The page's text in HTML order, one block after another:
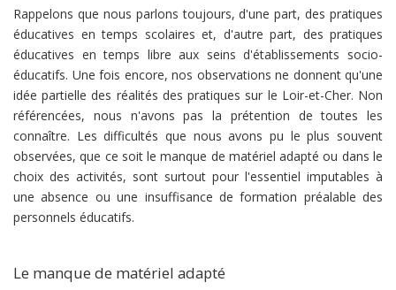
Rappelons que nous parlons toujours, d'une part, des pratiques
éducatives en temps scolaires et, d'autre part, des pratiques
éducatives en temps libre aux seins d'établissements socio-
éducatifs. Une fois encore, nos observations ne donnent qu'une
idée partielle des réalités des pratiques sur le Loir-et-Cher. Non
référencées, nous n'avons pas la prétention de toutes les
connaître. Les difficultés que nous avons pu le plus souvent
observées, que ce soit le manque de matériel adapté ou dans le
choix des activités, sont surtout pour l'essentiel imputables à
une absence ou une insuffisance de formation préalable des
personnels éducatifs.
Le manque de matériel adapté